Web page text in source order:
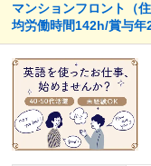
マンションフロント（
均労働時間142h/賞与年